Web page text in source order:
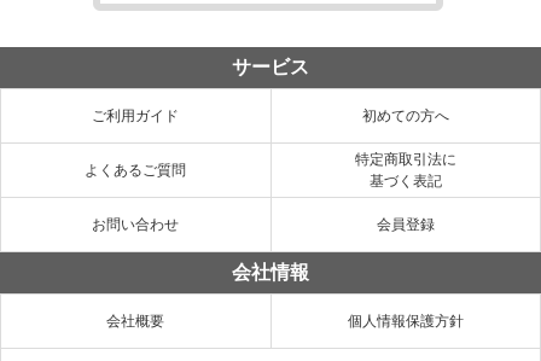
サービス
ご利用ガイド 初めての方へ
よくあるご質問
特定商取引法に
基づく表記
お問い合わせ 会員登録
会社情報
会社概要 個人情報保護方針